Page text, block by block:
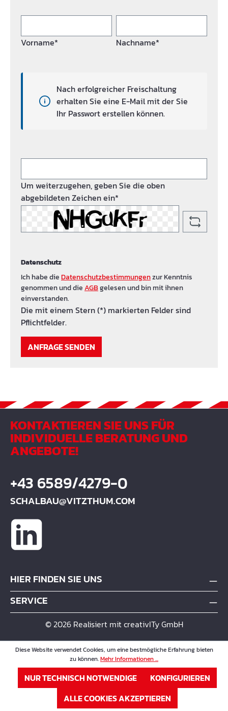
Vorname* Nachname*
Nach erfolgreicher Freischaltung
erhalten Sie eine E-Mail mit der Sie
Ihr Passwort erstellen können.
Um weiterzugehen, geben Sie die oben
abgebildeten Zeichen ein*
Datenschutz
Ich habe dieDatenschutzbestimmungenzur Kenntnis
genommen und dieAGBgelesen und bin mit ihnen
einverstanden.
Die mit einem Stern (*) markierten Felder sind
Pflichtfelder.
ANFRAGE SENDEN
KONTAKTIEREN SIE UNS FÜR
INDIVIDUELLE BERATUNG UND
ANGEBOTE!
+43 6589/4279-0
SCHALBAU@VITZTHUM.COM
HIER FINDEN SIE UNS
SERVICE
© 2026 Realisiert mit creativITy GmbH
Diese Website verwendet Cookies, um eine bestmögliche Erfahrung bieten
zu können.Mehr Informationen ...
NUR TECHNISCH NOTWENDIGE
KONFIGURIEREN
ALLE COOKIES AKZEPTIEREN